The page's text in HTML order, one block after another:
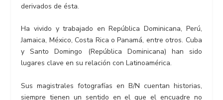
derivados de ésta.
Ha vivido y trabajado en República Dominicana, Perú,
Jamaica, México, Costa Rica o Panamá, entre otros. Cuba
y Santo Domingo (República Dominicana) han sido
lugares clave en su relación con Latinoamérica.
Sus magistrales fotografías en B/N cuentan historias,
siempre tienen un sentido en el que el encuadre no